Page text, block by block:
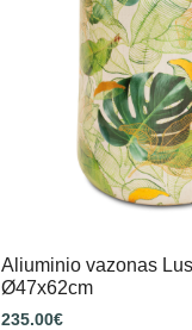
Aliuminio vazonas
Ø47x62cm
235.00€